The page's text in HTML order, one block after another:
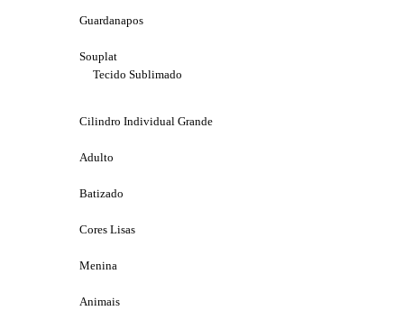
Guardanapos
Souplat
Tecido Sublimado
Cilindro Individual Grande
Adulto
Batizado
Cores Lisas
Menina
Animais